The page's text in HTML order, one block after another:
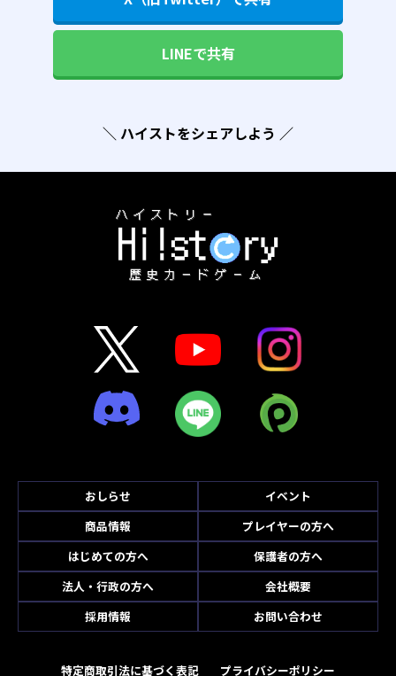
LINEで共有
＼ ハイストをシェアしよう ／
おしらせ
イベント
商品情報
プレイヤーの方へ
はじめての方へ
保護者の方へ
法人・行政の方へ
会社概要
採用情報
お問い合わせ
特定商取引法に基づく表記 プライバシーポリシー